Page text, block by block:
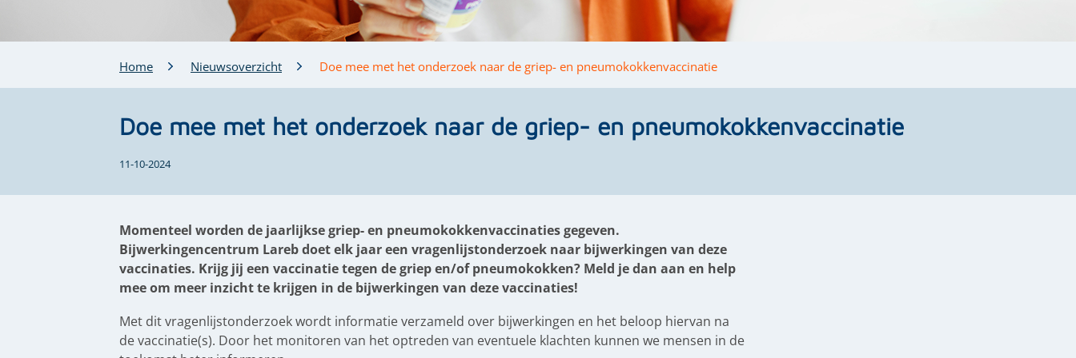
Home Nieuwsoverzicht Doe mee met het onderzoek naar de griep- en pneumokokkenvaccinatie
Doe mee met het onderzoek naar de griep- en pneumokokkenvaccinatie
11-10-2024
Momenteel worden de jaarlijkse griep- en pneumokokkenvaccinaties gegeven.
Bijwerkingencentrum Lareb doet elk jaar een vragenlijstonderzoek naar bijwerkingen van deze
vaccinaties. Krijg jij een vaccinatie tegen de griep en/of pneumokokken? Meld je dan aan en help
mee om meer inzicht te krijgen in de bijwerkingen van deze vaccinaties!
Met dit vragenlijstonderzoek wordt informatie verzameld over bijwerkingen en het beloop hiervan na
de vaccinatie(s). Door het monitoren van het optreden van eventuele klachten kunnen we mensen in de